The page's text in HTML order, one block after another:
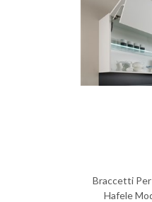
Braccetti
Hafele